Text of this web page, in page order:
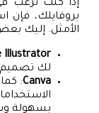
إذا كنت ترغب في
بروفايلك، فإن
الأمثل. إليك
Illustrator
لك تصميم
Canva
:
بسهولة